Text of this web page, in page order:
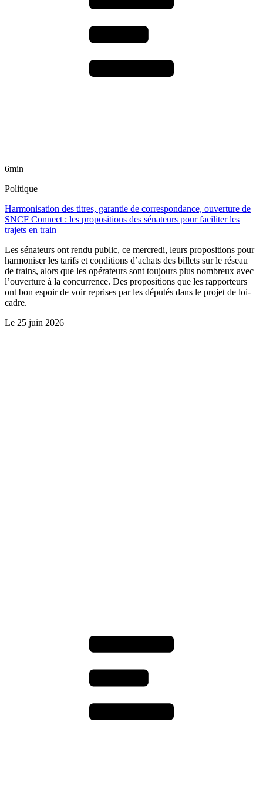
6min
Politique
Harmonisation des titres, garantie de correspondance, ouverture de
SNCF Connect : les propositions des sénateurs pour faciliter les
trajets en train
Les sénateurs ont rendu public, ce mercredi, leurs propositions pour
harmoniser les tarifs et conditions d’achats des billets sur le réseau
de trains, alors que les opérateurs sont toujours plus nombreux avec
l’ouverture à la concurrence. Des propositions que les rapporteurs
ont bon espoir de voir reprises par les députés dans le projet de loi-
cadre.
Le 25 juin 2026